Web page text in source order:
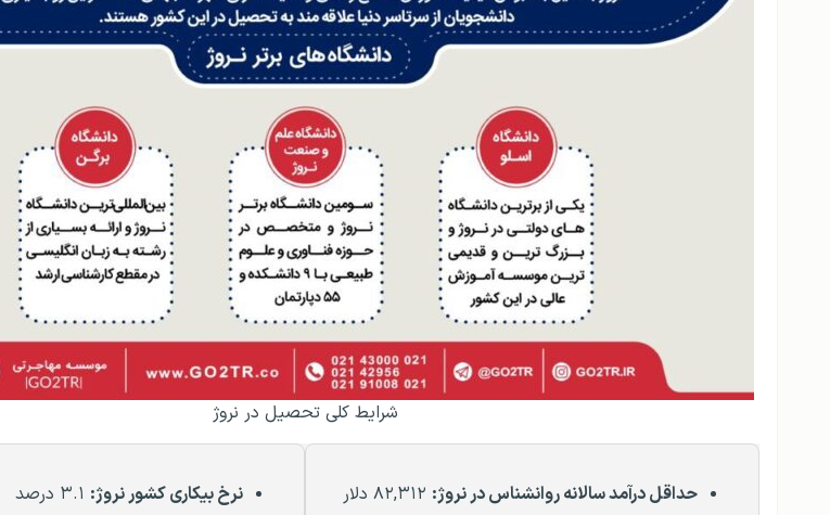
شرایط کلی تحصیل در نروژ
حداقل درآمد سالانه روانشناس در نروژ: نرخ بیکاری کشور نروژ: